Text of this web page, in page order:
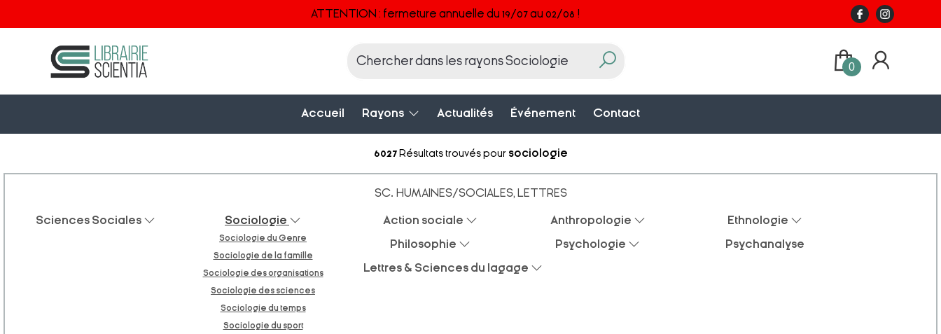
ATTENTION : fermeture annuelle du 19/07 au 02/08 !
0
Accueil Rayons Actualités Événement Contact
6027 Résultats trouvés pour sociologie
SC. HUMAINES/SOCIALES, LETTRES
Sciences Sociales Sociologie
Sociologie du Genre
Sociologie de la famille
Sociologie des organisations
Sociologie des sciences
Sociologie du temps
Sociologie du sport
Action sociale Anthropologie
Ethnologie
Philosophie
Psychologie
Psychanalyse
Lettres & Sciences du lagage